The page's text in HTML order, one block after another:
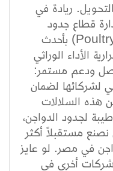
ريادة في
قطاع جدود
الدواجن (Poultry Grandparents) بأحدث
الأداء الوراثي
ودعم مستمر:
لشركائها لضمان
هذه السلالات
لجدود الدواجن،
مستقبلاً أكثر
في مصر. لو عايز
أخرى في